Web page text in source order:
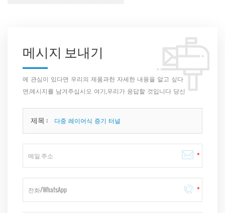
메시지 보내기
에 관심이 있다면 우리의 제품과한 자세한 내용을 알고 싶다
면,메시지를 남겨주십시오 여기,우리가 응답할 것입니다 당신
제목 : 다중 레이어식 증기 터널